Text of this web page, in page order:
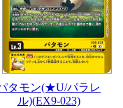
タモン(★U/パラレ
ル)(EX9-023)